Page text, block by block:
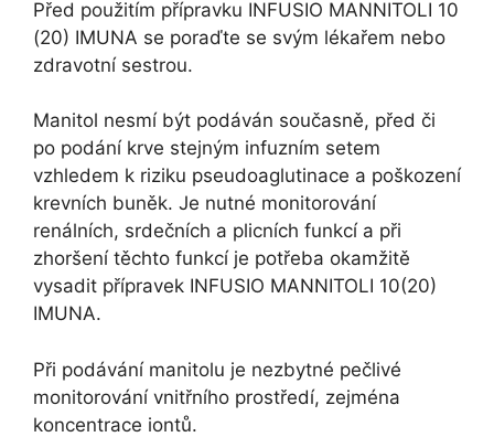
Před použitím přípravku INFUSIO MANNITOLI 10
(20) IMUNA se poraďte se svým lékařem nebo
zdravotní sestrou.
Manitol nesmí být podáván současně, před či
po podání krve stejným infuzním setem
vzhledem k riziku pseudoaglutinace a poškození
krevních buněk. Je nutné monitorování
renálních, srdečních a plicních funkcí a při
zhoršení těchto funkcí je potřeba okamžitě
vysadit přípravek INFUSIO MANNITOLI 10(20)
IMUNA.
Při podávání manitolu je nezbytné pečlivé
monitorování vnitřního prostředí, zejména
koncentrace iontů.